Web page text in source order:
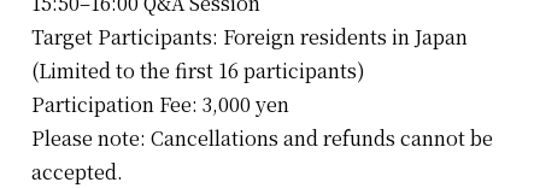
Target Participants: Foreign residents in Japan
(Limited to the first 16 participants)
Participation Fee: 3,000 yen
Please note: Cancellations and refunds cannot be
accepted.